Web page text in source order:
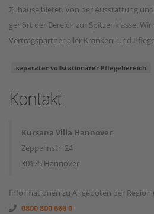
Zuhause bietet. Von der Ausstattung
gehört der Bereich zur Spitzenklasse.
Vertragspartner aller Kranken- und
separater vollstationärer Pflegebereich
Kontakt
Kursana Villa Hannover
Zeppelinstr. 24
30175 Hannover
Informationen zu Angeboten der Region
0800 800 666 0